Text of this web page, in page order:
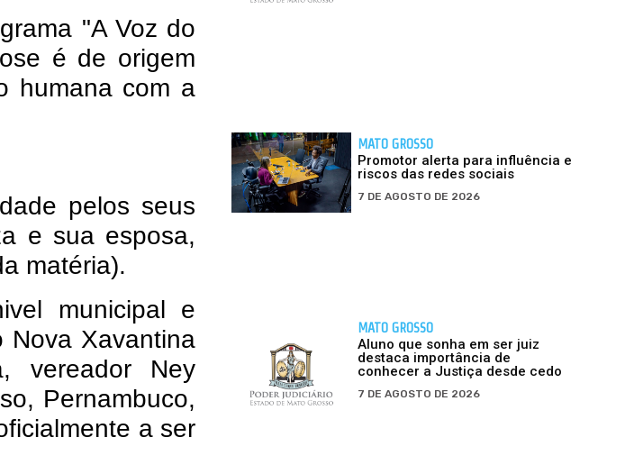
"A Voz do
é de origem
humana com a
pelos seus
e sua esposa,
matéria).
municipal e
Nova Xavantina
vereador Ney
Pernambuco,
a ser
MATO GROSSO
Promotor alerta para influência e
riscos das redes sociais
7 DE AGOSTO DE 2026
MATO GROSSO
Aluno que sonha em ser juiz
destaca importância de
conhecer a Justiça desde cedo
7 DE AGOSTO DE 2026